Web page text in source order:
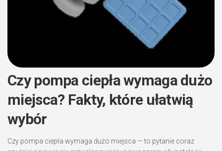
Czy pompa ciepła wymaga dużo
miejsca? Fakty, które ułatwią
wybór
Czy pompa ciepła wymaga dużo miejsca — to pytanie coraz